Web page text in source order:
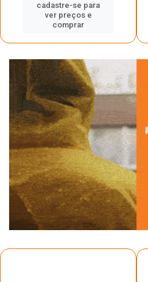
cadastre-se para
ver preços e
comprar